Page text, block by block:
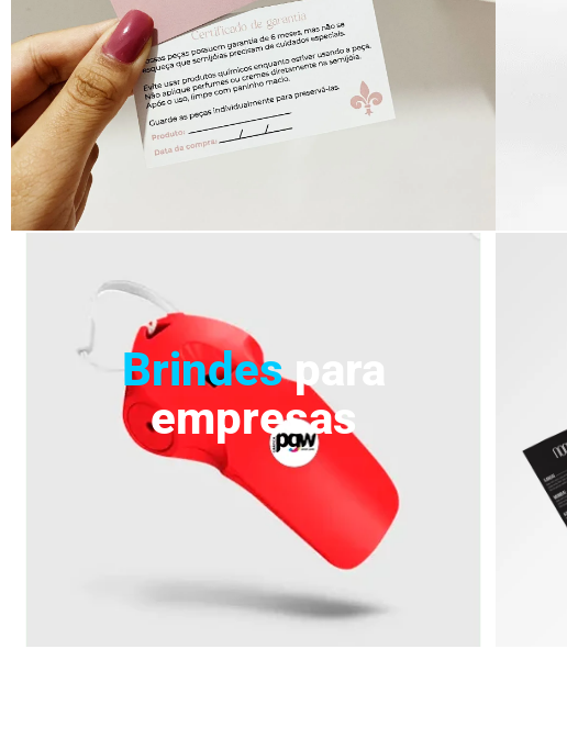
Brindespara
empresas